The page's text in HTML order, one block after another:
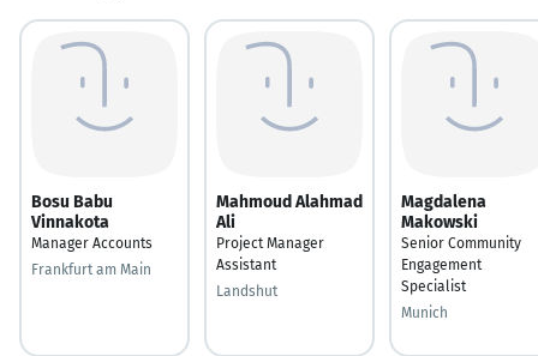
Bosu Babu
Vinnakota
Manager Accounts
Frankfurt am Main
Mahmoud Alahmad
Ali
Project Manager
Assistant
Landshut
Magdalena
Makowski
Senior Community
Engagement
Specialist
Munich